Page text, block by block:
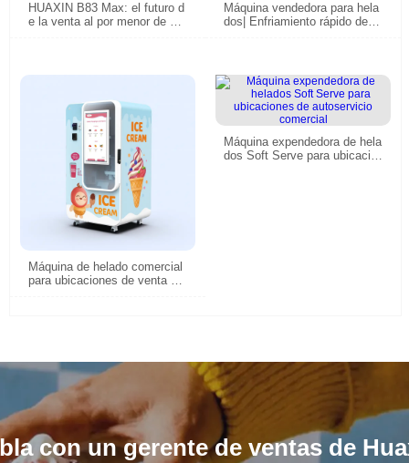
HUAXIN B83 Max: el futuro d
e la venta al por menor de hel
Máquina vendedora para hela
dos| Enfriamiento rápido de 5
Máquina de helado comercial
para ubicaciones de venta y v
Máquina expendedora de hela
dos Soft Serve para ubicacio
con un gerente de ventas de